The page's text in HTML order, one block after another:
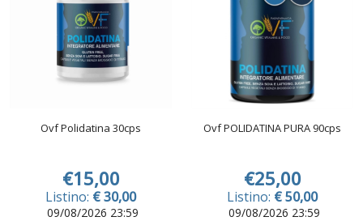
Ovf Polidatina 30cps
€15,00
Listino: € 30,00
09/08/2026 23:59
Ovf POLIDATINA PURA 90cps
€25,00
Listino: € 50,00
09/08/2026 23:59